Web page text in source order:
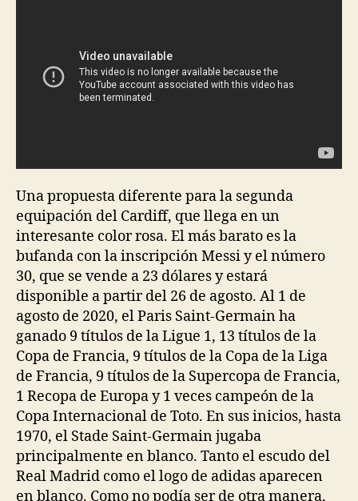
Una propuesta diferente para la segunda
equipación del Cardiff, que llega en un
interesante color rosa. El más barato es la
bufanda con la inscripción Messi y el número
30, que se vende a 23 dólares y estará
disponible a partir del 26 de agosto. Al 1 de
agosto de 2020, el Paris Saint-Germain ha
ganado 9 títulos de la Ligue 1, 13 títulos de la
Copa de Francia, 9 títulos de la Copa de la Liga
de Francia, 9 títulos de la Supercopa de Francia,
1 Recopa de Europa y 1 veces campeón de la
Copa Internacional de Toto. En sus inicios, hasta
1970, el Stade Saint-Germain jugaba
principalmente en blanco. Tanto el escudo del
Real Madrid como el logo de adidas aparecen
en blanco. Como no podía ser de otra manera,